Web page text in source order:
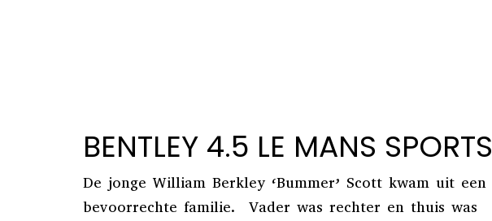
BENTLEY 4.5 LE MANS SPORTS
De jonge William Berkley ‘Bummer’ Scott kwam uit een
bevoorrechte familie. Vader was rechter en thuis was